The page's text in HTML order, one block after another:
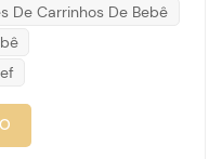
os carrinhos de bebê
incluindo os modelos
De Carrinhos De Bebê